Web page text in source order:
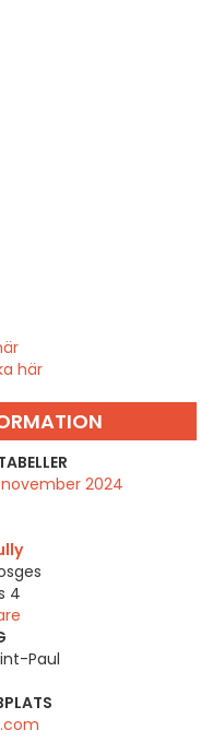
här
november 2024
4
Paul